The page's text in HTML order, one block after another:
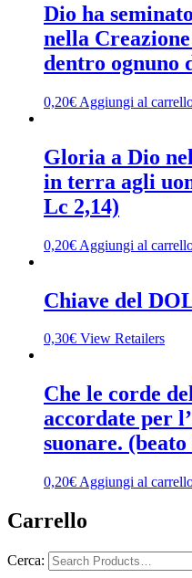
Dio ha
nella
dentro ognuno
0,20€ Aggiungi al
Gloria a Dio
in terra agli
Lc 2,14)
0,20€ Aggiungi al
Chiave del
0,30€ View Retailers
Che le corde
accordate per
suonare.
0,20€ Aggiungi al
Carrello
Cerca: